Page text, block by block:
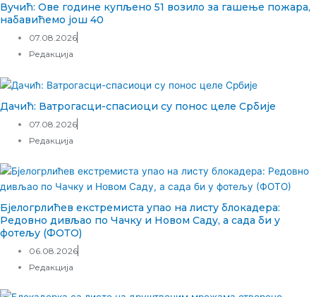
Вучић: Ове године купљено 51 возило за гашење пожара,
набавићемо још 40
07.08.2026
Редакција
Дачић: Ватрогасци-спасиоци су понос целе Србије
07.08.2026
Редакција
Бјелогрлићев екстремиста упао на листу блокадера:
Редовно дивљао по Чачку и Новом Саду, а сада би у
фотељу (ФОТО)
06.08.2026
Редакција